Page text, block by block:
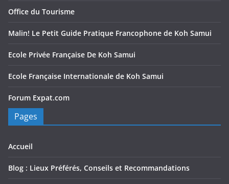
Office du Tourisme
Malin! Le Petit Guide Pratique Francophone de Koh Samui
Ecole Privée Française De Koh Samui
Ecole Française Internationale de Koh Samui
Forum Expat.com
Pages
Accueil
Blog : Lieux Préférés, Conseils et Recommandations